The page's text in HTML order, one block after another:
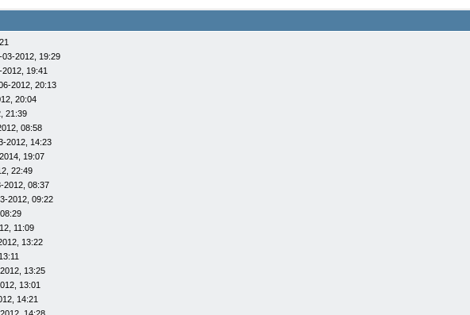
03-2012, 19:29
19:41
2012, 20:13
20:04
21:39
08:58
2012, 14:23
19:07
22:49
2012, 08:37
2012, 09:22
11:09
13:22
13:25
13:01
14:21